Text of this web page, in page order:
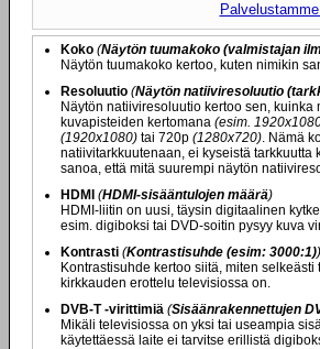
Koko (Näytön tuumakoko (valmistajan
Näytön tuumakoko kertoo, kuten nimikin
Resoluutio (Näytön natiiviresoluutio
Näytön natiiviresoluutio kertoo sen,
kuvapisteiden kertomana (esim.
(1920x1080) tai 720p (1280x720). Nämä
natiivitarkkuutenaan, ei kyseistä
sanoa, että mitä suurempi näytön
HDMI (HDMI-sisääntulojen määrä)
HDMI-liitin on uusi, täysin digitaalinen
esim. digiboksi tai DVD-soitin pysyy kuva
Kontrasti (Kontrastisuhde (esim: 3000:1))
Kontrastisuhde kertoo siitä, miten
kirkkauden erottelu televisiossa on.
DVB-T -virittimiä (Sisäänrakennettujen
Mikäli televisiossa on yksi tai useampia
käytettäessä laite ei tarvitse erillistä